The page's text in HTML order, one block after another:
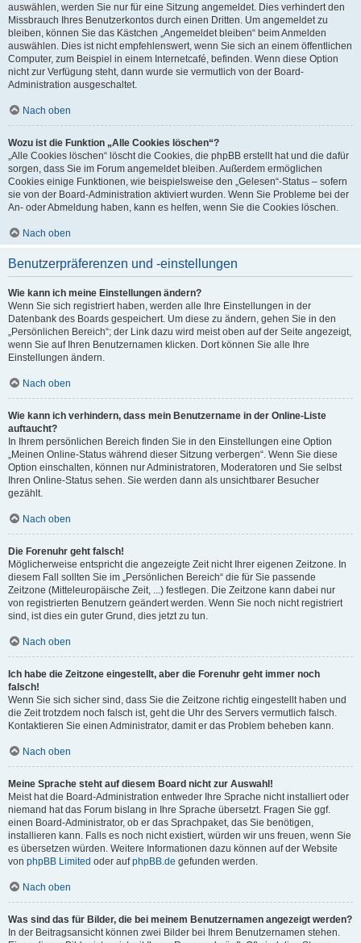
auswählen, werden Sie nur für eine Sitzung angemeldet. Dies verhindert den
Missbrauch Ihres Benutzerkontos durch einen Dritten. Um angemeldet zu
bleiben, können Sie das Kästchen „Angemeldet bleiben“ beim Anmelden
auswählen. Dies ist nicht empfehlenswert, wenn Sie sich an einem öffentlichen
Computer, zum Beispiel in einem Internetcafé, befinden. Wenn diese Option
nicht zur Verfügung steht, dann wurde sie vermutlich von der Board-
Administration ausgeschaltet.
Nach oben
Wozu ist die Funktion „Alle Cookies löschen“?
„Alle Cookies löschen“ löscht die Cookies, die phpBB erstellt hat und die dafür
sorgen, dass Sie im Forum angemeldet bleiben. Außerdem ermöglichen
Cookies einige Funktionen, wie beispielsweise den „Gelesen“-Status – sofern
sie von der Board-Administration aktiviert wurden. Wenn Sie Probleme bei der
An- oder Abmeldung haben, kann es helfen, wenn Sie die Cookies löschen.
Nach oben
Benutzerpräferenzen und -einstellungen
Wie kann ich meine Einstellungen ändern?
Wenn Sie sich registriert haben, werden alle Ihre Einstellungen in der
Datenbank des Boards gespeichert. Um diese zu ändern, gehen Sie in den
„Persönlichen Bereich“; der Link dazu wird meist oben auf der Seite angezeigt,
wenn Sie auf Ihren Benutzernamen klicken. Dort können Sie alle Ihre
Einstellungen ändern.
Nach oben
Wie kann ich verhindern, dass mein Benutzername in der Online-Liste
auftaucht?
In Ihrem persönlichen Bereich finden Sie in den Einstellungen eine Option
„Meinen Online-Status während dieser Sitzung verbergen“. Wenn Sie diese
Option einschalten, können nur Administratoren, Moderatoren und Sie selbst
Ihren Online-Status sehen. Sie werden dann als unsichtbarer Besucher
gezählt.
Nach oben
Die Forenuhr geht falsch!
Möglicherweise entspricht die angezeigte Zeit nicht Ihrer eigenen Zeitzone. In
diesem Fall sollten Sie im „Persönlichen Bereich“ die für Sie passende
Zeitzone (Mitteleuropäische Zeit, ...) festlegen. Die Zeitzone kann dabei nur
von registrierten Benutzern geändert werden. Wenn Sie noch nicht registriert
sind, ist dies ein guter Grund, dies jetzt zu tun.
Nach oben
Ich habe die Zeitzone eingestellt, aber die Forenuhr geht immer noch
falsch!
Wenn Sie sich sicher sind, dass Sie die Zeitzone richtig eingestellt haben und
die Zeit trotzdem noch falsch ist, geht die Uhr des Servers vermutlich falsch.
Kontaktieren Sie einen Administrator, damit er das Problem beheben kann.
Nach oben
Meine Sprache steht auf diesem Board nicht zur Auswahl!
Meist hat die Board-Administration entweder Ihre Sprache nicht installiert oder
niemand hat das Forum bislang in Ihre Sprache übersetzt. Fragen Sie ggf.
einen Board-Administrator, ob er das Sprachpaket, das Sie benötigen,
installieren kann. Falls es noch nicht existiert, würden wir uns freuen, wenn Sie
es übersetzen würden. Weitere Informationen dazu können auf der Website
von phpBB Limited oder aufphpBB.de gefunden werden.
Nach oben
Was sind das für Bilder, die bei meinem Benutzernamen angezeigt werden?
In der Beitragsansicht können zwei Bilder bei Ihrem Benutzernamen stehen.